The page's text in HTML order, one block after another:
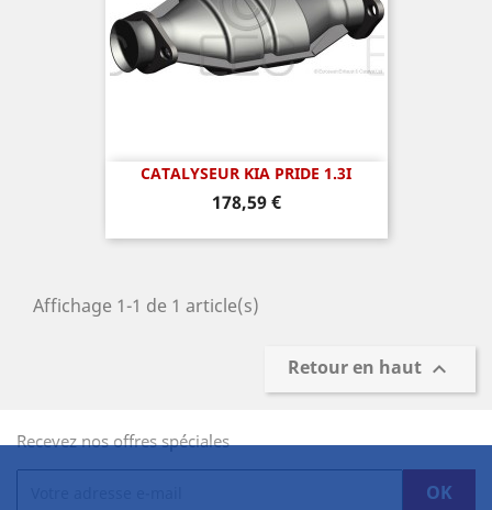
CATALYSEUR KIA PRIDE 1.3I
Prix
178,59 €
Affichage 1-1 de 1 article(s)
Retour en haut 
Recevez nos offres spéciales